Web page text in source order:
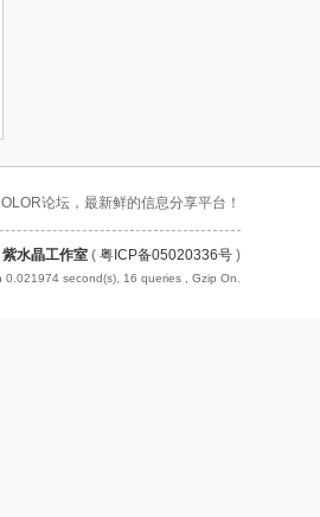
论坛，最新鲜的信息分享平台！
紫水晶工作室 ( 粤ICP备05020336号 )
0.021974 second(s), 16 queries , Gzip On.